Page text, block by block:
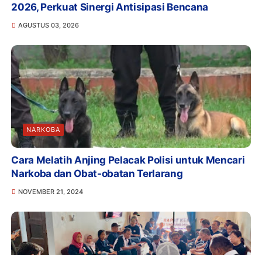
2026, Perkuat Sinergi Antisipasi Bencana
AGUSTUS 03, 2026
NARKOBA
Cara Melatih Anjing Pelacak Polisi untuk Mencari
Narkoba dan Obat-obatan Terlarang
NOVEMBER 21, 2024